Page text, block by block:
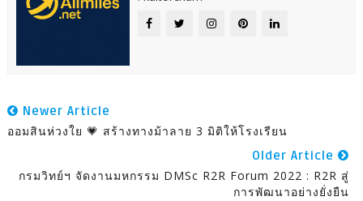
Newer Article
ออมสินห่วงใย 💗 สร้างทางม้าลาย 3 มิติให้โรงเรียน
Older Article
กรมวิทย์ฯ จัดงานมหกรรม DMSc R2R Forum 2022 : R2R สู่
การพัฒนาอย่างยั่งยืน